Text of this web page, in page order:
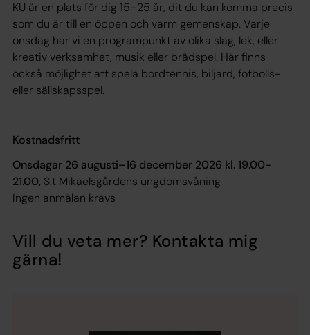
KU är en plats för dig 15–25 år, dit du kan komma precis
som du är till en öppen och varm gemenskap. Varje
onsdag har vi en programpunkt av olika slag, lek, eller
kreativ verksamhet, musik eller brädspel. Här finns
också möjlighet att spela bordtennis, biljard, fotbolls-
eller sällskapsspel.
Kostnadsfritt
Onsdagar 26 augusti–16 december 2026 kl. 19.00-
21.00, S:t Mikaelsgårdens ungdomsvåning
Ingen anmälan krävs
Vill du veta mer? Kontakta mig
gärna!